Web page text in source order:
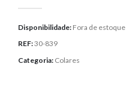
Disponibilidade: Fora de estoque
REF:30-839
Categoria: Colares